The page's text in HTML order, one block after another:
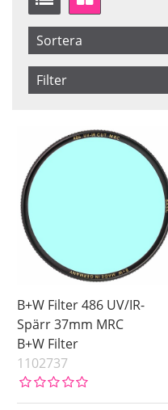
Sortera
Filter
37 mm
39 mm
52 mm
55 mm
58 mm
60 mm
62 mm
B+W Filter 486 UV/IR-
Spärr 37mm MRC
B+W Filter
1102737